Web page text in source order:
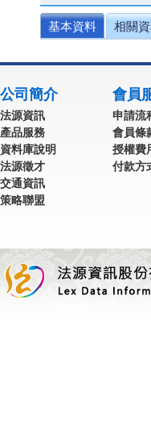
基本資料 相關
公司簡介
法源資訊
產品服務
資料庫說明
法源徵才
交通資訊
策略聯盟
會員
申請流
會員條
授權費
付款方